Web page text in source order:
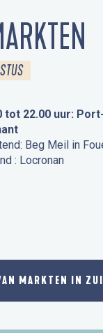
tot 22.00 uur:
Beg Meil in
: Locronan
MARKTEN IN